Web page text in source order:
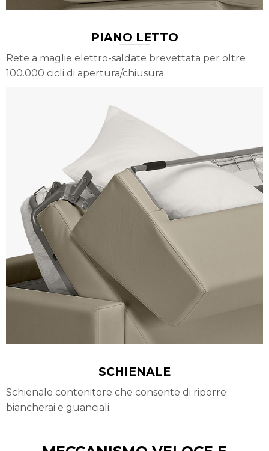
PIANO LETTO
Rete a maglie elettro-saldate brevettata per oltre
100.000 cicli di apertura/chiusura.
SCHIENALE
Schienale contenitore che consente di riporre
biancherai e guanciali.